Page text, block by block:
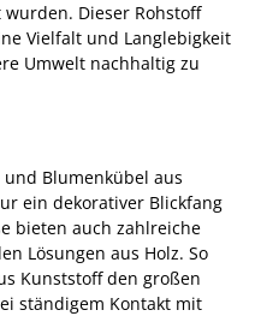
Dieser Rohstoff
Vielfalt und Langlebigkeit
Umwelt nachhaltig zu
und Blumenkübel aus
ein dekorativer Blickfang
bieten auch zahlreiche
Lösungen aus Holz. So
Kunststoff den großen
ständigem Kontakt mit